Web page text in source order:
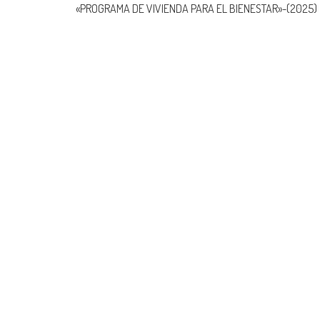
«PROGRAMA DE VIVIENDA PARA EL BIENESTAR»-(2025)